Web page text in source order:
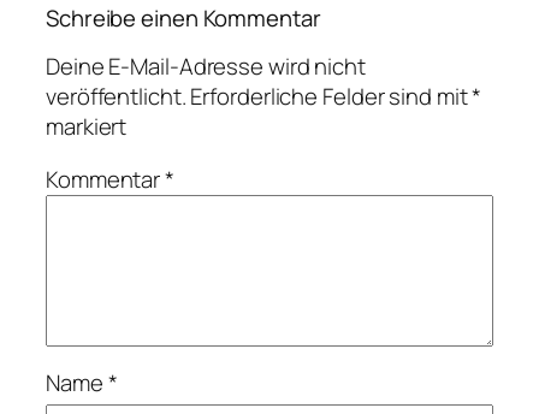
Schreibe einen Kommentar
Deine E-Mail-Adresse wird nicht
veröffentlicht.Erforderliche Felder sind mit*
markiert
Kommentar*
Name*